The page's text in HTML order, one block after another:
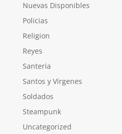
Nuevas Disponibles
Policias
Religion
Reyes
Santeria
Santos y Vírgenes
Soldados
Steampunk
Uncategorized